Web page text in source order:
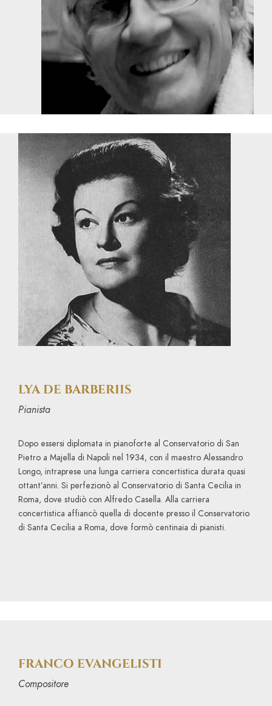
LYA DE BARBERIIS
Pianista
Dopo essersi diplomata in pianoforte al Conservatorio di San
Pietro a Majella di Napoli nel 1934, con il maestro Alessandro
Longo, intraprese una lunga carriera concertistica durata quasi
ottant’anni. Si perfezionò al Conservatorio di Santa Cecilia in
Roma, dove studiò con Alfredo Casella. Alla carriera
concertistica affiancò quella di docente presso il Conservatorio
di Santa Cecilia a Roma, dove formò centinaia di pianisti.
FRANCO EVANGELISTI
Compositore